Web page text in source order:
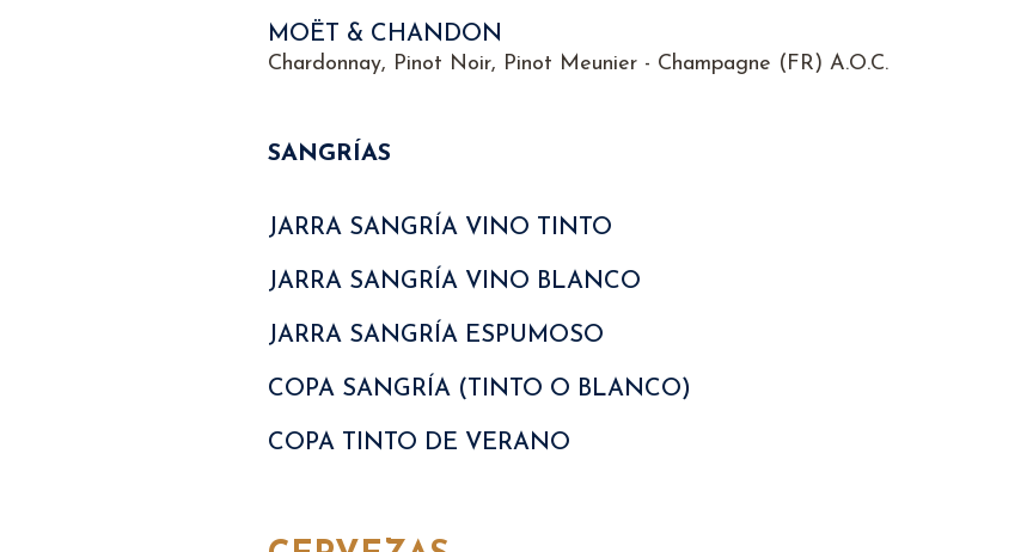
MOËT & CHANDON
Chardonnay, Pinot Noir, Pinot Meunier - Champagne (FR) A.O.C.
SANGRÍAS
JARRA SANGRÍA VINO TINTO
JARRA SANGRÍA VINO BLANCO
JARRA SANGRÍA ESPUMOSO
COPA SANGRÍA (TINTO O BLANCO)
COPA TINTO DE VERANO